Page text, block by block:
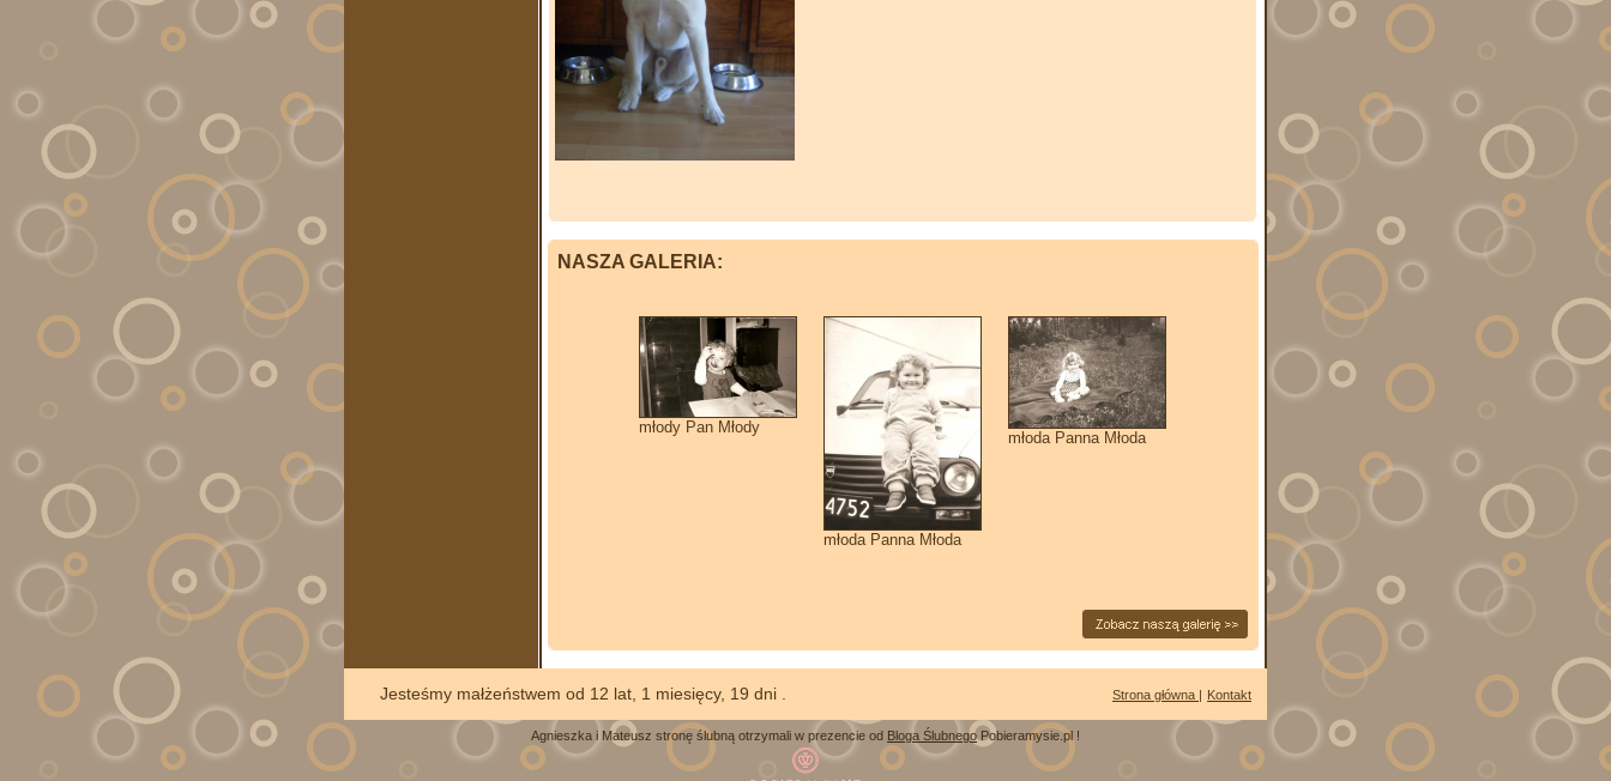
NASZA GALERIA:
młody Pan Młody
młoda Panna Młoda
młoda Panna Młoda
Jesteśmy małżeństwem od 12 lat, 1 miesięcy, 19 dni . Strona główna | Kontakt
Agnieszka i Mateusz stronę ślubną otrzymali w prezencie od Bloga Ślubnego Pobieramysie.pl !